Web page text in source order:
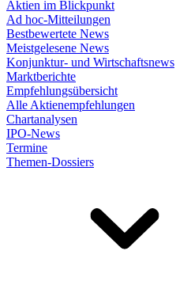
Aktien im Blickpunkt
Ad hoc-Mitteilungen
Bestbewertete News
Meistgelesene News
Konjunktur- und Wirtschaftsnews
Marktberichte
Empfehlungsübersicht
Alle Aktienempfehlungen
Chartanalysen
IPO-News
Termine
Themen-Dossiers